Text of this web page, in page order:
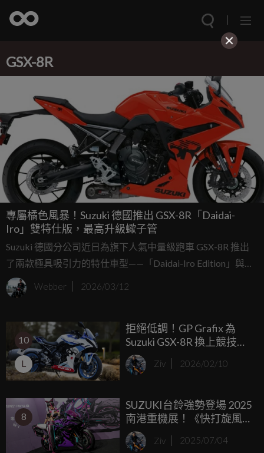
GSX-8R
專屬橘色風暴！Suzuki 德國推出 GSX-8R「Daidai-
Iro」雙特仕版，最高升級蠍子管
Suzuki 德國分公司近日為旗下人氣中量級跑車 GSX-8R 推出
了兩款極具吸引力的特仕車型——「Daidai-Iro Edition」與
「Daidai-Iro Power Edition」。「Daidai-Iro」在日文中即為
「橘色」之意，這兩款特仕車皆換上了亮眼的「Glass Blaze
色做出鮮明區隔。除了吸睛外觀，原廠更奉上了誠意滿滿的
升級配件！
Webber 2026/03/12
10
L
拒絕低調！GP Grafix 為
Suzuki GSX-8R 換上競技新
衣，讓你的 8R 更有工廠賽
車味
Ziv 2026/02/10
8
SUZUKI台鈴強勢登場 2025
南港重機展！《快打旋風
6》聯名特仕車 GSX-8R
Tuned by JURI 驚艷亮相
Ziv 2025/07/04